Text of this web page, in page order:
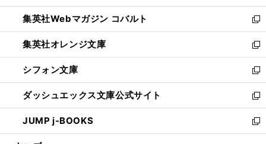
開
く
ウ
で
開
く
ン
ド
ウ
で
開
く
ウ
ィ
ン
ド
ウ
で
開
く
集英社Webマガジン コバルト
新
し
い
ウ
ィ
ン
ド
ウ
で
開
集英社オレンジ文庫
新
し
い
ウ
ィ
ン
ド
ウ
シフォン文庫
新
し
い
ウ
ィ
ン
ダッシュエックス文庫公式サイト
新
し
い
ウ
JUMP j-BOOKS
新
し